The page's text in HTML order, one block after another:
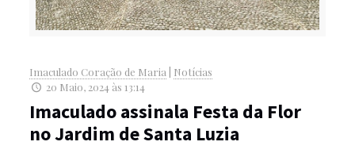
Imaculado Coração de Maria
Notícias
20 Maio, 2024 às 13:14
Imaculado assinala Festa da Flor
no Jardim de Santa Luzia